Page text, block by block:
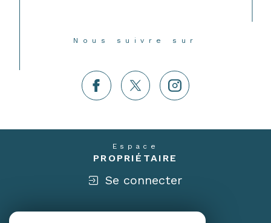
Nous suivre sur
Espace
PROPRIÉTAIRE
Se connecter
Nous